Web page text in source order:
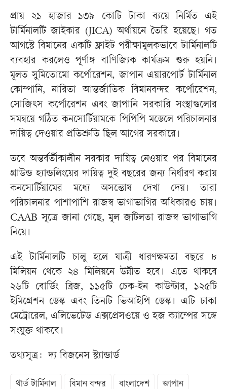
প্রায় ২১ হাজার ১৩৯ কোটি টাকা ব্যয়ে নির্মিত এই
টার্মিনালটি জাইকার (JICA) অর্থায়নে তৈরি হয়েছে। গত
আগস্টে বিমানের একটি ফ্লাইট পরীক্ষামূলকভাবে টার্মিনালটি
ব্যবহার করলেও পূর্ণাঙ্গ বাণিজ্যিক কার্যক্রম শুরু হয়নি।
মূলত সুমিতোমো কর্পোরেশন, জাপান এয়ারপোর্ট টার্মিনাল
কোম্পানি, নারিতা আন্তর্জাতিক বিমানবন্দর কর্পোরেশন,
সোজিৎস কর্পোরেশন এবং জাপানি সরকারি সংস্থাগুলোর
সমন্বয়ে গঠিত কনসোর্টিয়ামকে পিপিপি মডেলে পরিচালনার
দায়িত্ব দেওয়ার প্রতিশ্রুতি ছিল আগের সরকারে।
তবে অন্তর্বর্তীকালীন সরকার দায়িত্ব নেওয়ার পর বিমানের
গ্রাউন্ড হ্যান্ডলিংয়ের দায়িত্ব দুই বছরের জন্য নির্ধারণ করায়
কনসোর্টিয়ামের মধ্যে অসন্তোষ দেখা দেয়। তারা
পরিচালনার পাশাপাশি রাজস্ব ভাগাভাগির অধিকারও চায়।
CAAB সূত্রে জানা গেছে, মূল জটিলতা রাজস্ব ভাগাভাগি
নিয়ে।
এই টার্মিনালটি চালু হলে যাত্রী ধারণক্ষমতা বছরে ৮
মিলিয়ন থেকে ২৪ মিলিয়নে উন্নীত হবে। এতে থাকবে
২৬টি বোর্ডিং ব্রিজ, ১১৫টি চেক-ইন কাউন্টার, ১২৫টি
ইমিগ্রেশন ডেস্ক এবং তিনটি ভিআইপি ডেস্ক। এটি ঢাকা
মেট্রোরেল, এলিভেটেড এক্সপ্রেসওয়ে ও হজ ক্যাম্পের সঙ্গে
সংযুক্ত থাকবে।
তথ্যসূত্র: দ্য বিজনেস স্ট্যান্ডার্ড
থার্ড টার্মিনাল বিমান বন্দর বাংলাদেশ জাপান